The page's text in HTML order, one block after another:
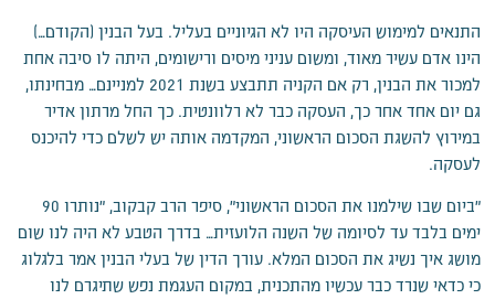
התנאים למימוש העיסקה היו לא הגיוניים בעליל. בעל הבנין (הקודם…)
הינו אדם עשיר מאוד, ומשום עניני מיסים ורישומים, היתה לו סיבה אחת
למכור את הבנין, רק אם הקניה תתבצע בשנת 2021 למניינם… מבחינתו,
גם יום אחד אחר כך, העסקה כבר לא רלוונטית. כך החל מרתון אדיר
במירוץ להשגת הסכום הראשוני, המקדמה אותה יש לשלם כדי להיכנס
לעסקה.
"ביום שבו שילמנו את הסכום הראשוני", סיפר הרב קבקוב, "נותרו 90
ימים בלבד עד לסיומה של השנה הלועזית… בדרך הטבע לא היה לנו שום
מושג איך נשיג את הסכום המלא. עורך הדין של בעלי הבנין אמר בלגלוג
כי כדאי שנרד כבר עכשיו מהתכנית, במקום העגמת נפש שתיגרם לנו